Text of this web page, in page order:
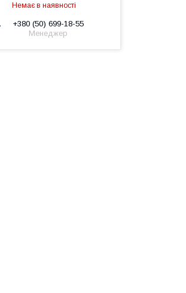
Немає в наявності
+380 (50) 699-18-55
Менеджер